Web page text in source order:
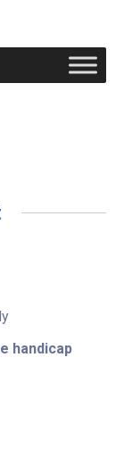
handicap